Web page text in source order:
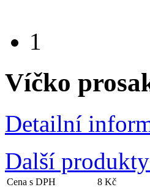
1
Víčko
Detailní
Další
Cena s DPH
8 Kč